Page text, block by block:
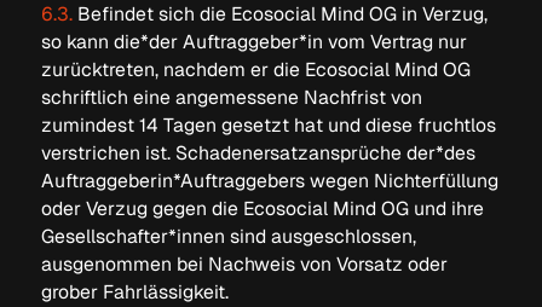
6.3.Befindet sich die Ecosocial Mind OG in Verzug,
so kann die*der Auftraggeber*in vom Vertrag nur
zurücktreten, nachdem er die Ecosocial Mind OG
schriftlich eine angemessene Nachfrist von
zumindest 14 Tagen gesetzt hat und diese fruchtlos
verstrichen ist. Schadenersatzansprüche der*des
Auftraggeberin*Auftraggebers wegen Nichterfüllung
oder Verzug gegen die Ecosocial Mind OG und ihre
Gesellschafter*innen sind ausgeschlossen,
ausgenommen bei Nachweis von Vorsatz oder
grober Fahrlässigkeit.